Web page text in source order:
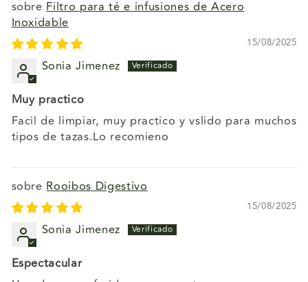
Filtro para té e infusiones de Acero
Inoxidable
15/08/2025
Sonia Jimenez
Muy practico
Facil de limpiar, muy practico y vslido para muchos
tipos de tazas.Lo recomieno
Rooibos Digestivo
15/08/2025
Sonia Jimenez
Espectacular